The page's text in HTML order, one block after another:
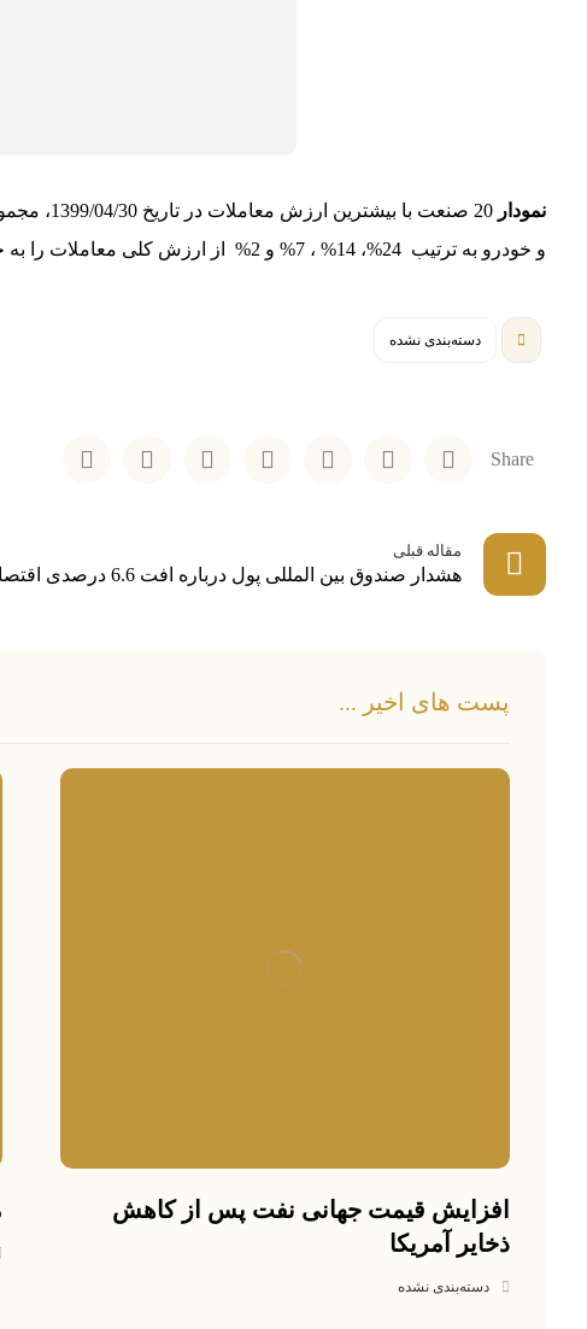
نمودار
و خودرو به ترتیب 24%، 14% ، 7% و 2% از ارزش کلی معاملات را به خود اختصاص داده اند.
دسته‌بندی نشده
مقاله قبلی
هشدار صندوق بین المللی پول درباره افت 6.6 درصدی اقتصاد آمریکا
پست های اخیر ...
افزایش قیمت جهانی نفت پس از کاهش
ذخایر آمریکا
دسته‌بندی نشده